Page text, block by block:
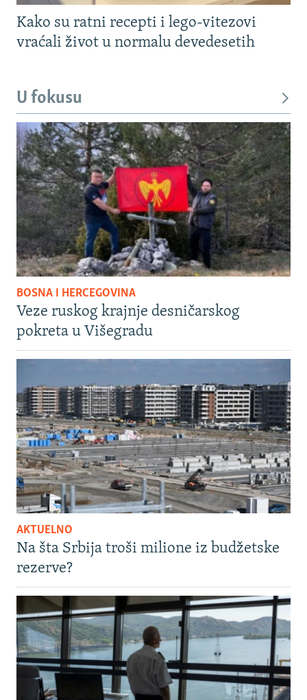
Kako su ratni recepti i lego-vitezovi
vraćali život u normalu devedesetih
U fokusu
BOSNA I HERCEGOVINA
Veze ruskog krajnje desničarskog
pokreta u Višegradu
AKTUELNO
Na šta Srbija troši milione iz budžetske
rezerve?